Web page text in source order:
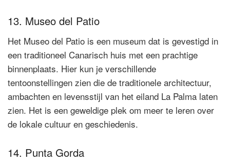
13. Museo del Patio
Het Museo del Patio is een museum dat is gevestigd in
een traditioneel Canarisch huis met een prachtige
binnenplaats. Hier kun je verschillende
tentoonstellingen zien die de traditionele architectuur,
ambachten en levensstijl van het eiland La Palma laten
zien. Het is een geweldige plek om meer te leren over
de lokale cultuur en geschiedenis.
14. Punta Gorda